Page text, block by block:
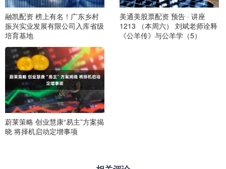
融凯配资 榜上有名！广东乡村
振兴实业发展有限公司入库省级
培育基地
美通美股票配资 预告 · 讲座
1213 （本周六） 刘斌老师诠释
《公羊传》与公羊学（5）
蔚莱策略 创业慧康“易主”方案揭
晓 将择机启动定增事项